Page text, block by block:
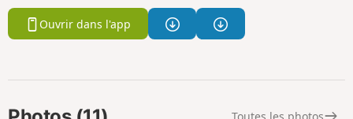
Ouvrir dans l'app